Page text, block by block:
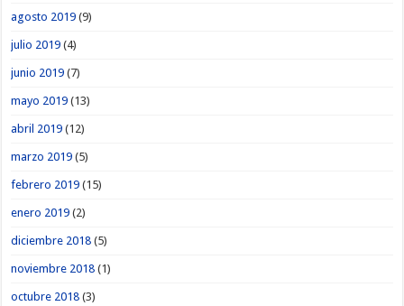
agosto 2019 (9)
julio 2019 (4)
junio 2019 (7)
mayo 2019 (13)
abril 2019 (12)
marzo 2019 (5)
febrero 2019 (15)
enero 2019 (2)
diciembre 2018 (5)
noviembre 2018 (1)
octubre 2018 (3)